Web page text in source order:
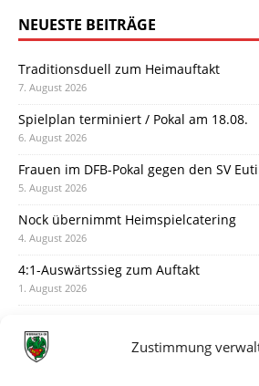
Zustimmung
NEUESTE BEITRÄGE
Traditionsduell zum Heimauftakt
7. August 2026
Spielplan terminiert / Pokal am 18.08.
6. August 2026
Frauen im DFB-Pokal gegen den SV
5. August 2026
Nock übernimmt Heimspielcatering
4. August 2026
4:1-Auswärtssieg zum Auftakt
1. August 2026
31. Juli 2026